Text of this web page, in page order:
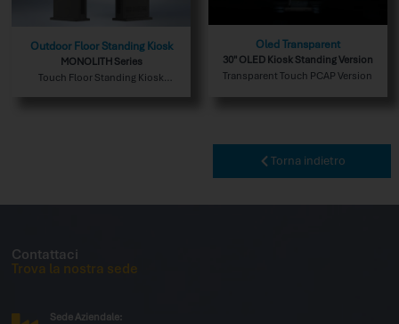
Outdoor Floor Standing Kiosk
MONOLITH Series
Touch Floor Standing Kiosk
Oled Transparent
30″ OLED Kiosk Standing Version
Transparent Touch PCAP Version
Torna indietro
Contattaci
Trova la nostra sede
Sede Aziendale: